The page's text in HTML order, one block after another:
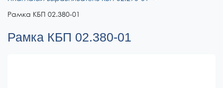
Рамка КБП 02.380-01
Рамка КБП 02.380-01